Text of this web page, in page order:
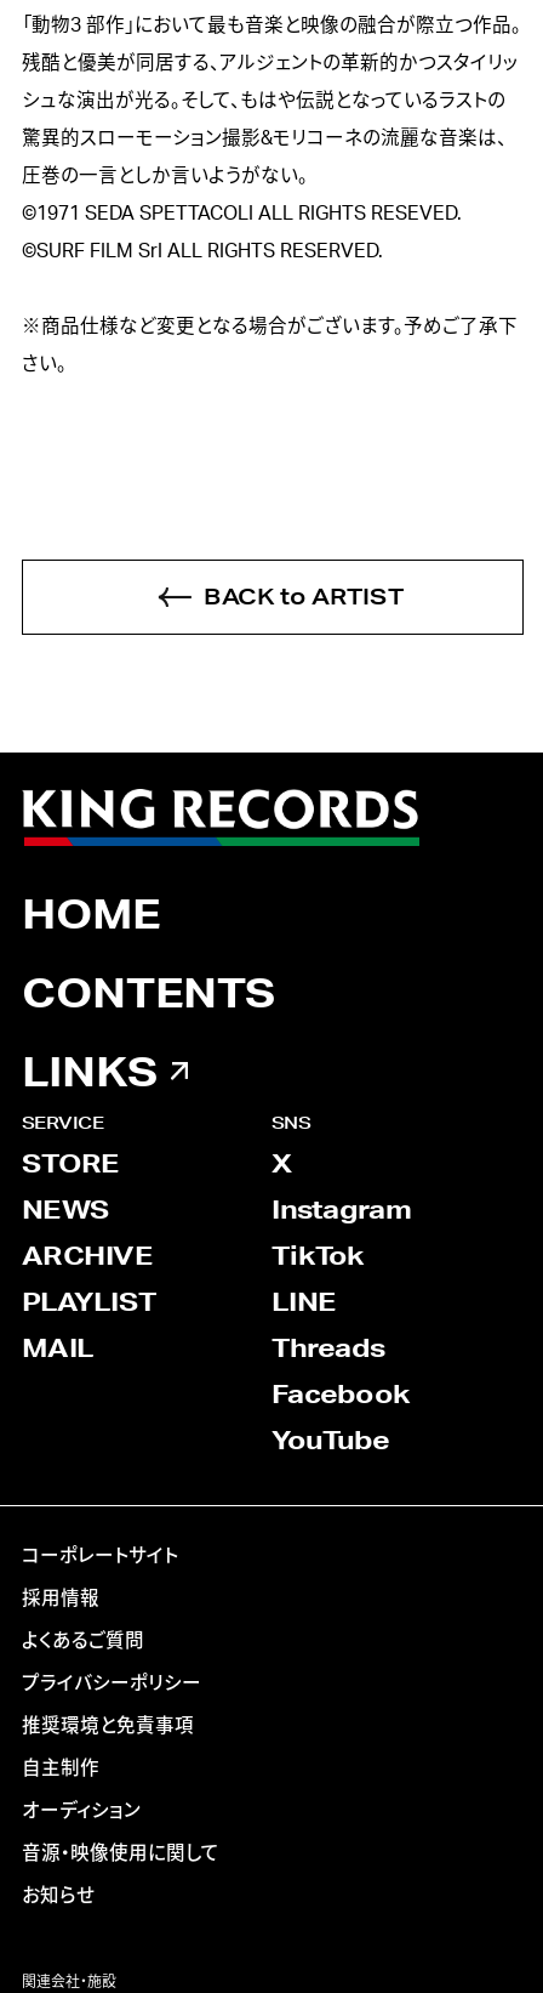
「動物3 部作」において最も音楽と映像の融合が際立つ作品。
残酷と優美が同居する、アルジェントの革新的かつスタイリッ
シュな演出が光る。そして、もはや伝説となっているラストの
驚異的スローモーション撮影&モリコーネの流麗な音楽は、
圧巻の一言としか言いようがない。
©1971 SEDA SPETTACOLI ALL RIGHTS RESEVED.
©SURF FILM SrI ALL RIGHTS RESERVED.
※商品仕様など変更となる場合がございます。予めご了承下
さい。
BACK to ARTIST
HOME
CONTENTS
LINKS
SERVICE
STORE
NEWS
ARCHIVE
PLAYLIST
MAIL
SNS
X
Instagram
TikTok
LINE
Threads
Facebook
YouTube
コーポレートサイト
採用情報
よくあるご質問
プライバシーポリシー
推奨環境と免責事項
自主制作
オーディション
音源・映像使用に関して
お知らせ
関連会社・施設